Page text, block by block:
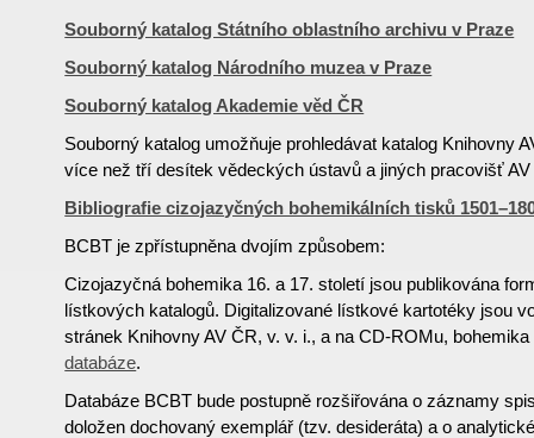
Souborný katalog Státního oblastního archivu v Praze
Souborný katalog Národního muzea v Praze
Souborný katalog Akademie věd ČR
Souborný katalog umožňuje prohledávat katalog Knihovny
více než tří desítek vědeckých ústavů a jiných pracovišť
Bibliografie cizojazyčných bohemikálních tisků
BCBT je zpřístupněna dvojím způsobem:
Cizojazyčná bohemika 16. a 17. století jsou publikována
lístkových katalogů. Digitalizované lístkové kartotéky jsou
stránek Knihovny AV ČR, v. v. i., a na CD-ROMu,
databáze.
Databáze BCBT bude postupně rozšiřována o záznamy
doložen dochovaný exemplář (tzv. desideráta) a o